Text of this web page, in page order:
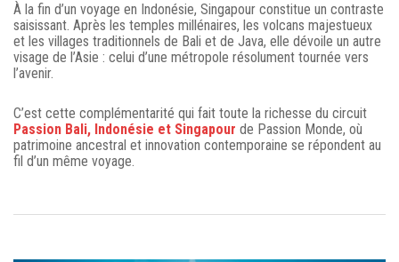
À la fin d’un voyage en Indonésie, Singapour constitue un contraste
saisissant. Après les temples millénaires, les volcans majestueux
et les villages traditionnels de Bali et de Java, elle dévoile un autre
visage de l’Asie : celui d’une métropole résolument tournée vers
l’avenir.
C’est cette complémentarité qui fait toute la richesse du circuit
Passion Bali, Indonésie et Singapour de Passion Monde, où
patrimoine ancestral et innovation contemporaine se répondent au
fil d’un même voyage.